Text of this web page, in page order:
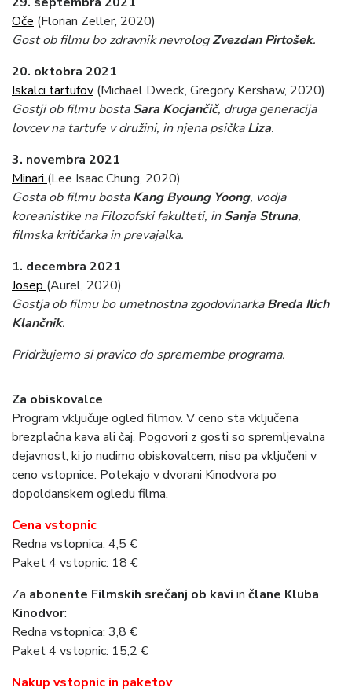
Oče (Florian Zeller, 2020)
Gost ob filmu bo zdravnik nevrologZvezdan Pirtošek.
20. oktobra 2021
Iskalci tartufov (Michael Dweck, Gregory Kershaw, 2020)
Gostji ob filmu bostaSara Kocjančič, druga generacija
lovcev na tartufe v družini, in njena psičkaLiza.
3. novembra 2021
Minari (Lee Isaac Chung, 2020)
Gosta ob filmu bostaKang Byoung Yoong, vodja
koreanistike na Filozofski fakulteti, inSanja Struna,
filmska kritičarka in prevajalka.
1. decembra 2021
Josep (Aurel, 2020)
Gostja ob filmu bo umetnostna zgodovinarkaBreda Ilich
Klančnik.
Pridržujemo si pravico do spremembe programa.
Za obiskovalce
Program vključuje ogled filmov. V ceno sta vključena
brezplačna kava ali čaj. Pogovori z gosti so spremljevalna
dejavnost, ki jo nudimo obiskovalcem, niso pa vključeni v
ceno vstopnice. Potekajo v dvorani Kinodvora po
dopoldanskem ogledu filma.
Cena vstopnic
Redna vstopnica: 4,5 €
Paket 4 vstopnic: 18 €
Za abonente Filmskih srečanj ob kavi in člane Kluba
Kinodvor:
Redna vstopnica: 3,8 €
Paket 4 vstopnic: 15,2 €
Nakup vstopnic in paketov